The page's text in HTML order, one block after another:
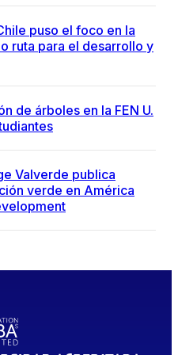
puso el foco en la
ruta para el desarrollo y
de árboles en la FEN U.
Valverde publica
verde en América